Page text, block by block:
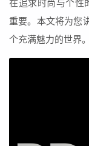
在追求时尚与个性
重要。本文将为您
个充满魅力的世界。